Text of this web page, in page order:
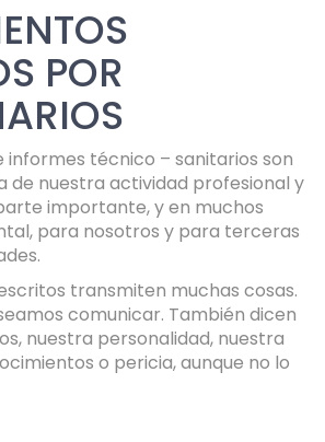
POR
informes técnico – sanitarios son
de nuestra actividad profesional y
importante, y en muchos
para nosotros y para terceras
transmiten muchas cosas.
comunicar. También dicen
nuestra personalidad, nuestra
o pericia, aunque no lo